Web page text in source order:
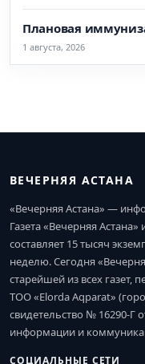
Плановая
1 августа, 2026
ВЕЧЕРНЯЯ АСТАНА
«Вечерняя Астана» —
Газета «Вечерняя Астана»
составляет 15 тысяч
неделю. Сегодня
старейшей из всех газет,
ТОО «Elorda Aqparat»
свидетельство № 16290-Г
информации и
СОЦИАЛЬНЫЕ СЕТИ